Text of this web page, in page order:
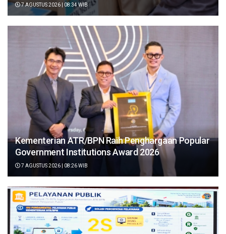
7 AGUSTUS 2026 | 08:34 WIB
Kementerian ATR/BPN Raih Penghargaan Popular
Government Institutions Award 2026
7 AGUSTUS 2026 | 08:26 WIB